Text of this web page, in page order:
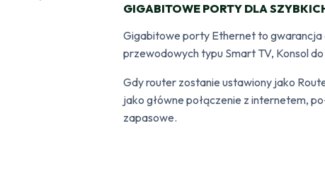
GIGABITOWE PORTY DLA
Gigabitowe porty Ethernet to gwarancja
przewodowych typu Smart TV, Konsol
Gdy router zostanie ustawiony jako
jako główne połączenie z internetem,
zapasowe.